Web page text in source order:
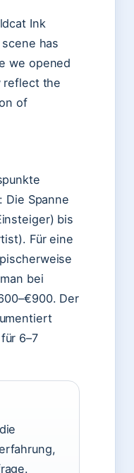
Ink
has
we opened
reflect the
of
Die Spanne
bis
Für eine
bei
Der
6–7